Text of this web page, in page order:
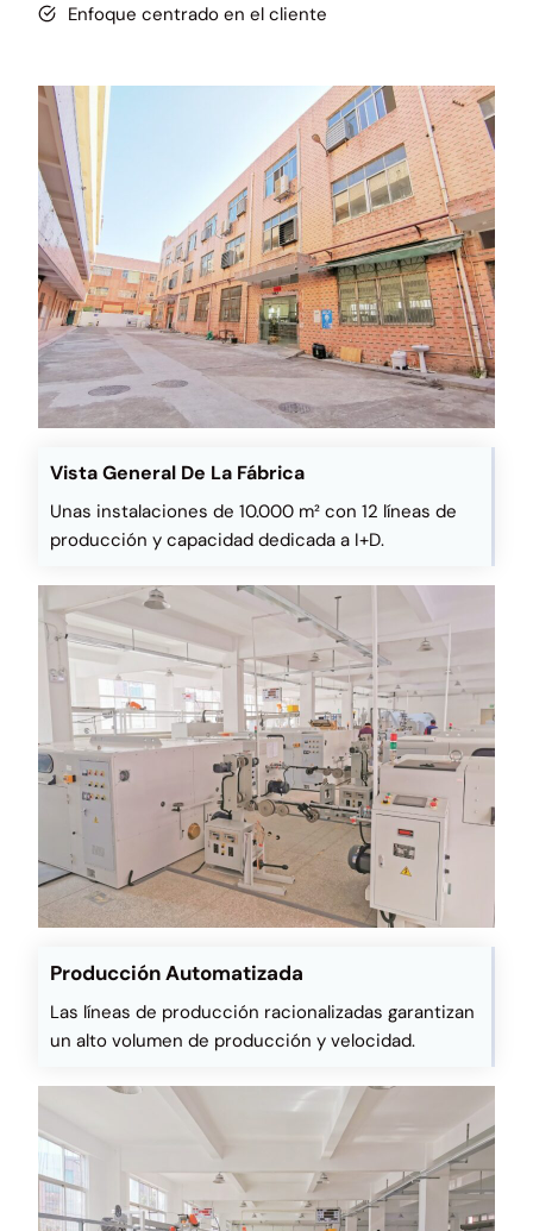
Enfoque centrado en el cliente
Vista General De La Fábrica
Unas instalaciones de 10.000 m² con 12 líneas de
producción y capacidad dedicada a I+D.
Producción Automatizada
Las líneas de producción racionalizadas garantizan
un alto volumen de producción y velocidad.